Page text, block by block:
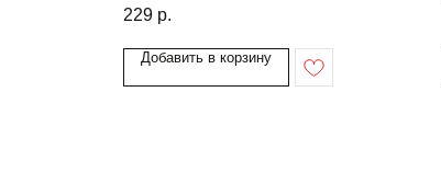
229 р.
Добавить в корзину